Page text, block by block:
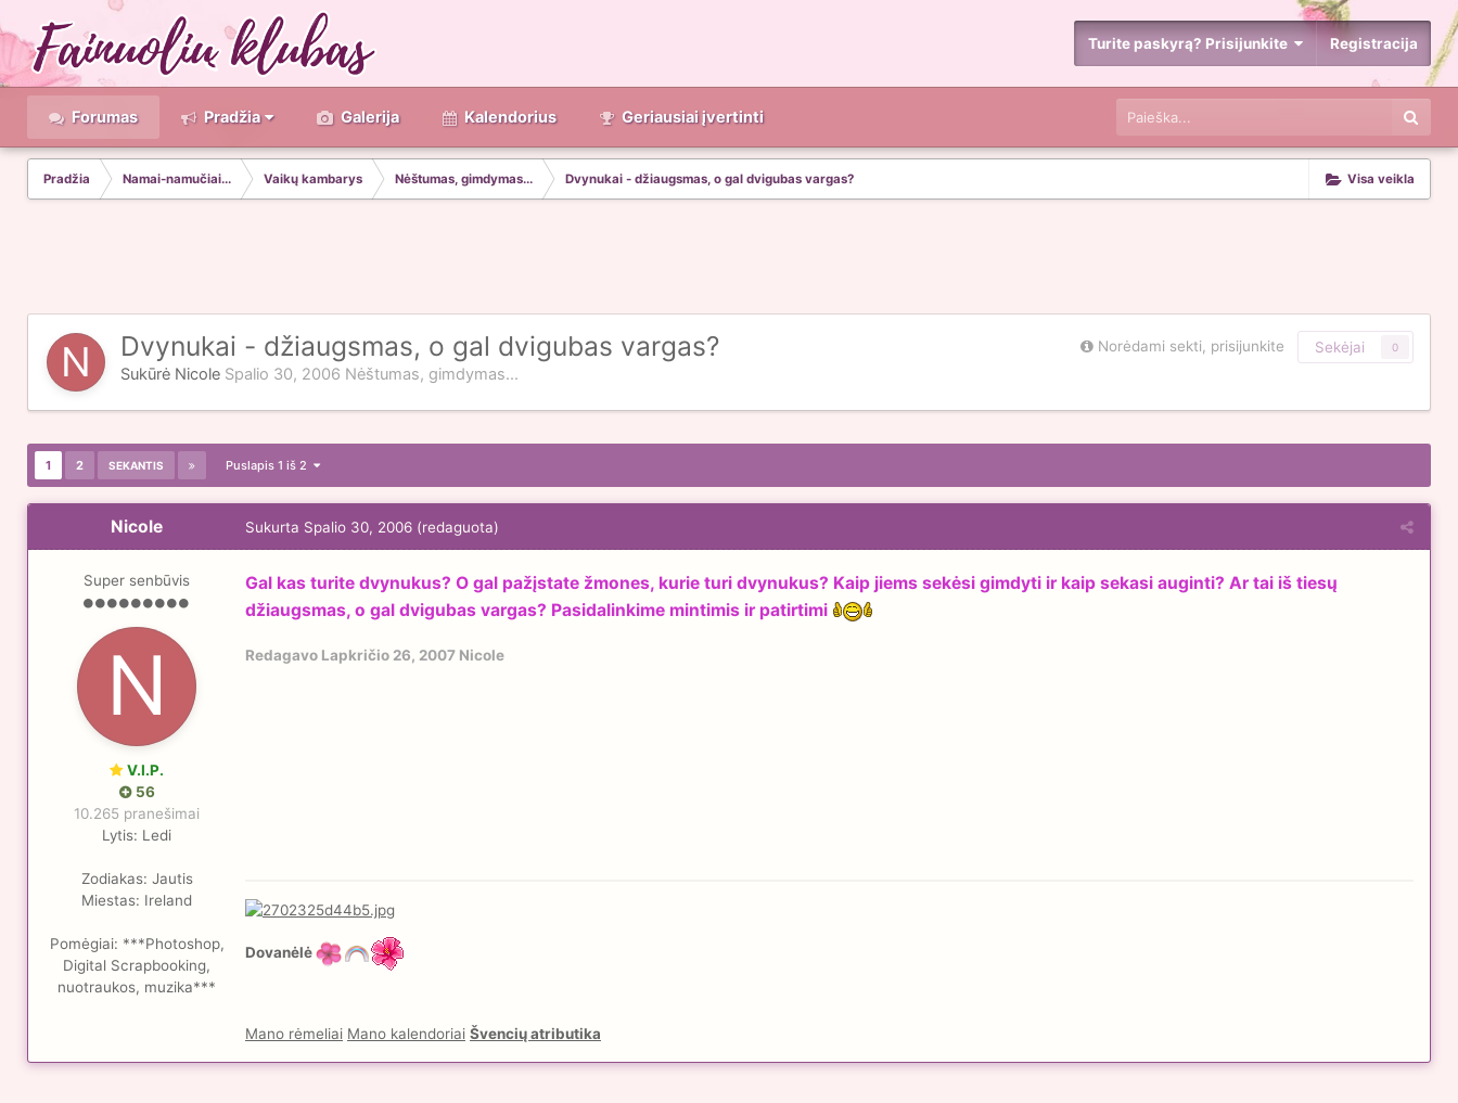
Turite paskyrą? Prisijunkite Registracija
Forumas Pradžia Galerija Kalendorius Geriausiai įvertinti
Visa veikla
Pradžia Namai-namučiai... Vaikų kambarys Nėštumas, gimdymas... Dvynukai - džiaugsmas, o gal dvigubas vargas?
Norėdami sekti, prisijunkite Sekėjai 0
Dvynukai - džiaugsmas, o gal dvigubas vargas?
Sukūrė Nicole Spalio 30, 2006 Nėštumas, gimdymas...
1 2 SEKANTIS Puslapis 1 iš 2
Nicole
Super senbūvis
V.I.P.
56
10.265 pranešimai
Lytis: Ledi
Zodiakas: Jautis
Miestas: Ireland
Pomėgiai: ***Photoshop,
Digital Scrapbooking,
nuotraukos, muzika***
Sukurta Spalio 30, 2006 (redaguota)
Gal kas turite dvynukus? O gal pažįstate žmones, kurie turi dvynukus? Kaip jiems sekėsi gimdyti ir kaip sekasi auginti? Ar tai iš tiesų
džiaugsmas, o gal dvigubas vargas? Pasidalinkime mintimis ir patirtimi
Redagavo Lapkričio 26, 2007 Nicole
Dovanėlė
Mano rėmeliai Mano kalendoriai Švencių atributika